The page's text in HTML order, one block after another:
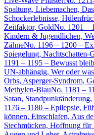
Spaltung, Liebemachen,
Schockerlebnisse,
Zeitfaktor, GoldNo. 1201 –
Kindern & Jugendlichen,
ZähneNo. 1196 – 1200 –
Spiegelung, Nachtschatten-
1191 – 1195 – Bewusst
UN-abhängig, Wer oder
Orbs, Asperger-Syndrom,
Methylen-BlauNo. 1181 –
Satan,
1176 – 1180 – Epilepsie,
können, Einschlafen, Aus
Stechmücken, Hoffnung für